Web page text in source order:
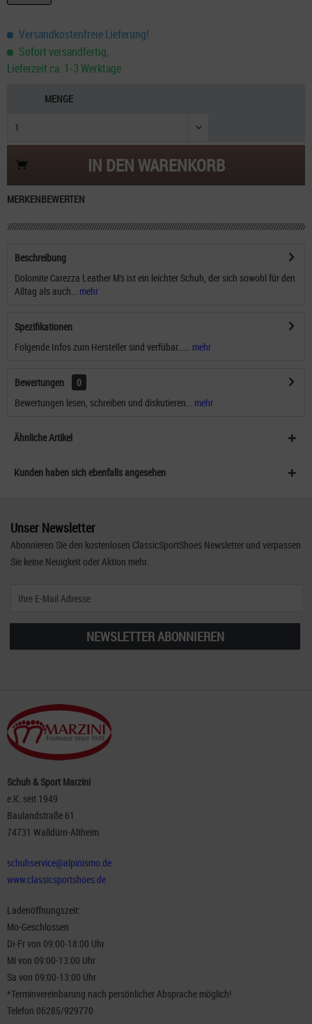
Versandkostenfreie Lieferung!
Sofort versandfertig,
Lieferzeit ca. 1-3 Werktage
MENGE
IN DENWARENKORB
MERKENBEWERTEN
Beschreibung
Dolomite Carezza Leather M's ist ein leichter Schuh, der sich sowohl für den
Alltag als auch...
mehr
Spezifikationen
Folgende Infos zum Hersteller sind verfübar...... mehr
Bewertungen
0
Bewertungen lesen, schreiben und diskutieren...
mehr
Ähnliche Artikel
Kunden haben sich ebenfalls angesehen
Unser Newsletter
Abonnieren Sie den kostenlosen ClassicSportShoes Newsletter und verpassen
Sie keine Neuigkeit oder Aktion mehr.
NEWSLETTER ABONNIEREN
Schuh & Sport Marzini
e.K. seit 1949
Baulandstraße 61
74731 Walldürn-Altheim
schuhservice@alpinismo.de
www.classicsportshoes.de
Ladenöffnungszeit:
Mo-Geschlossen
Di-Fr von 09:00-18:00 Uhr
Mi von 09:00-13:00 Uhr
Sa von 09:00-13:00 Uhr
*Terminvereinbarung nach persönlicher Absprache möglich!
Telefon 06285/929770